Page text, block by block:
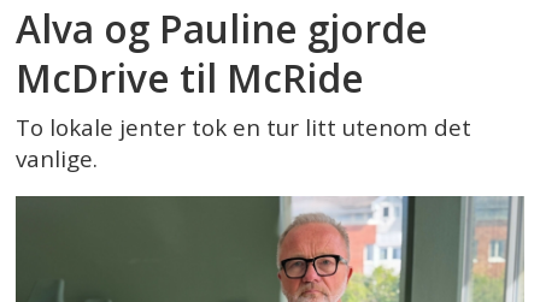
Alva og Pauline gjorde
McDrive til McRide
To lokale jenter tok en tur litt utenom det
vanlige.